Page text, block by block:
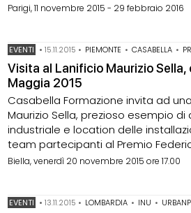
Parigi, 11 novembre 2015 - 29 febbraio 2016
EVENTI •15.11.2015 • PIEMONTE • CASABELLA •
Visita al Lanificio Maurizio
Maggia 2015
Casabella Formazione invita ad
Maurizio Sella, prezioso esempio
industriale e location delle
team partecipanti al Premio
Biella, venerdì 20 novembre 2015 ore 17.00
EVENTI •13.11.2015 • LOMBARDIA • INU •